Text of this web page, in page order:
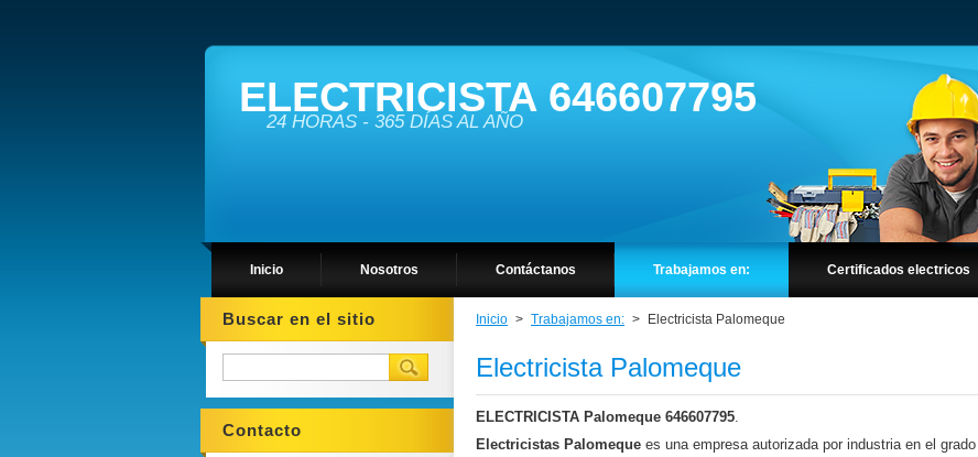
ELECTRICISTA 646607795
24 HORAS - 365 DÍAS AL AÑO
Inicio Nosotros Contáctanos Trabajamos en: Certificados electricos
Inicio > Trabajamos en: > Electricista Palomeque
Electricista Palomeque
ELECTRICISTA Palomeque 646607795.
Electricistas Palomeque es una empresa autorizada por industria en el
Buscar en el sitio
Contacto